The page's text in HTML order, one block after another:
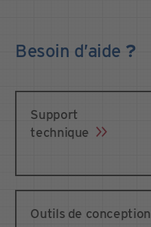
Besoin d’aide ?
Support
technique
Outils de conception